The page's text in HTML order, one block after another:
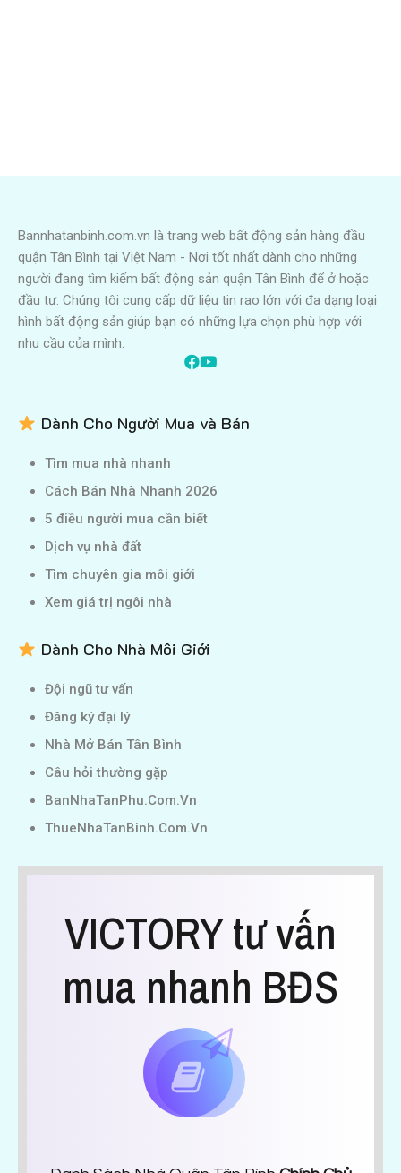
Bannhatanbinh.com.vn là trang web bất động sản hàng đầu
quận Tân Bình tại Việt Nam - Nơi tốt nhất dành cho những
người đang tìm kiếm bất động sản quận Tân Bình để ở hoặc
đầu tư. Chúng tôi cung cấp dữ liệu tin rao lớn với đa dạng loại
hình bất động sản giúp bạn có những lựa chọn phù hợp với
nhu cầu của mình.
Dành Cho Người Mua và Bán
Tìm mua nhà nhanh
Cách Bán Nhà Nhanh 2026
5 điều người mua cần biết
Dịch vụ nhà đất
Tìm chuyên gia môi giới
Xem giá trị ngôi nhà
Dành Cho Nhà Môi Giới
Đội ngũ tư vấn
Đăng ký đại lý
Nhà Mở Bán Tân Bình
Câu hỏi thường gặp
BanNhaTanPhu.Com.Vn
ThueNhaTanBinh.Com.Vn
VICTORY tư vấn
mua nhanh BĐS